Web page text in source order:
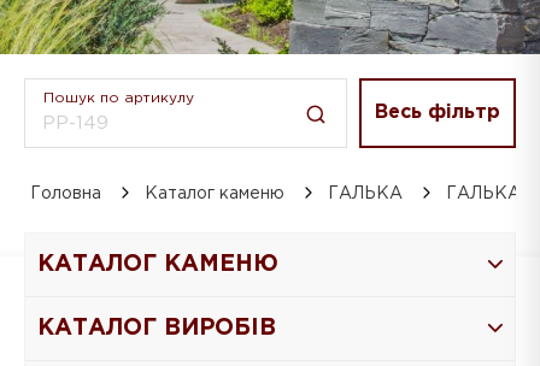
Пошук по артикулу
Весь фільтр
Головна Каталог каменю ГАЛЬКА ГАЛЬКА
КАТАЛОГ КАМЕНЮ
КАТАЛОГ ВИРОБІВ